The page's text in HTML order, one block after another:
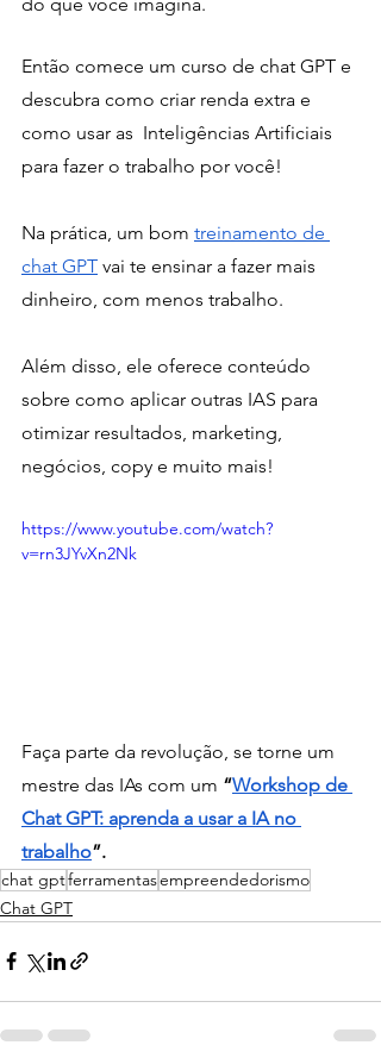
Então comece um curso de chat GPT e
descubra como criar renda extra e
como usar as  Inteligências Artificiais
para fazer o trabalho por você!
Na prática, um bom treinamento de
chat GPT vai te ensinar a fazer mais
dinheiro, com menos trabalho.
Além disso, ele oferece conteúdo
sobre como aplicar outras IAS para
otimizar resultados, marketing,
negócios, copy e muito mais!
https://www.youtube.com/watch?
v=rn3JYvXn2Nk
Faça parte da revolução, se torne um
mestre das IAs com um “Workshop de
Chat GPT: aprenda a usar a IA no
trabalho”.
chat gptferramentasempreendedorismo
Chat GPT